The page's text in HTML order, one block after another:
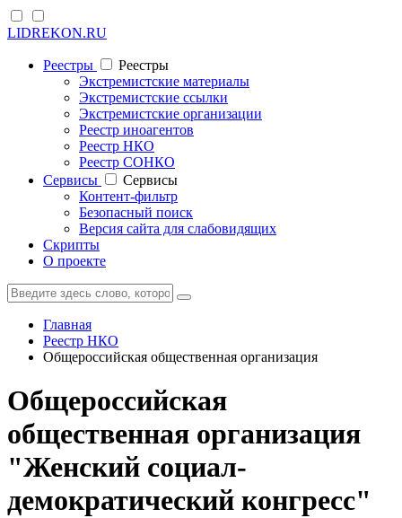
LIDREKON.RU
Реестры
Реестры
Экстремистские материалы
Экстремистские ссылки
Экстремистские организации
Реестр иноагентов
Реестр НКО
Реестр СОНКО
Cервисы
Cервисы
Контент-фильтр
Безопасный поиск
Версия сайта для слабовидящих
Скрипты
О проекте
Главная
Реестр НКО
Общероссийская общественная организация
Общероссийская
общественная организация
"Женский социал-
демократический конгресс"